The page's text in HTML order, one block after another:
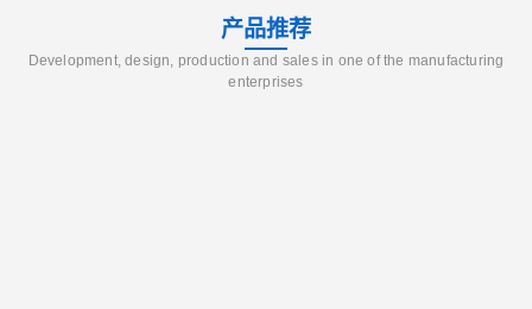
产品推荐
Development, design, production and sales in one of the manufacturing
enterprises